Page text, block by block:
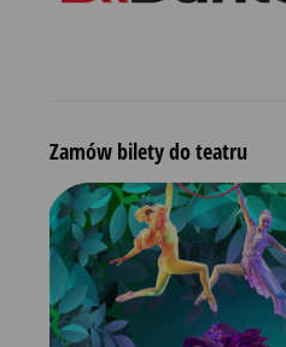
Zamów bilety do teatru